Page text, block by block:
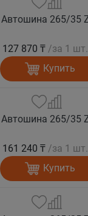
127 870 ₸ /за 1 шт.
Купить
161 240 ₸ /за 1 шт.
Купить